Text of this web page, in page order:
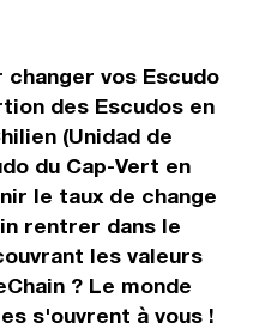
changer vos Escudo
des Escudos en
(Unidad de
du Cap-Vert en
le taux de change
rentrer dans le
les valeurs
? Le monde
s'ouvrent à vous !